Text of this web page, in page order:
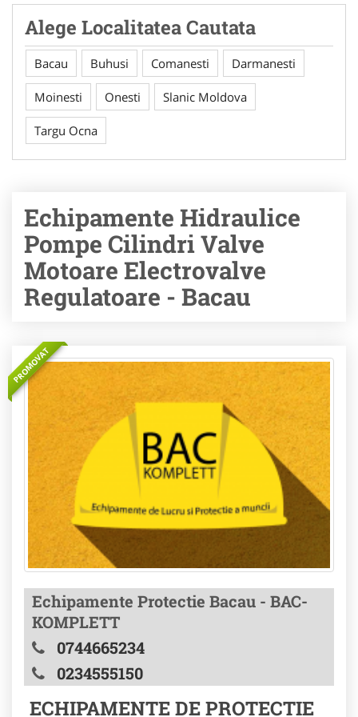
Alege Localitatea Cautata
Bacau Buhusi Comanesti Darmanesti
Moinesti Onesti Slanic Moldova
Targu Ocna
Echipamente Hidraulice
Pompe Cilindri Valve
Motoare Electrovalve
Regulatoare - Bacau
PROMOVAT
Echipamente Protectie Bacau - BAC-
KOMPLETT
0744665234
0234555150
ECHIPAMENTE DE PROTECTIE